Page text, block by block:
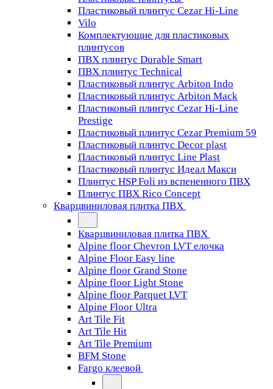
Пластиковый плинтус Cezar Hi-Line
Vilo
Комплектующие для пластиковых
плинтусов
ПВХ плинтус Durable Smart
ПВХ плинтус Technical
Пластиковый плинтус Arbiton Indo
Пластиковый плинтус Arbiton Mack
Пластиковый плинтус Cezar Hi-Line
Prestige
Пластиковый плинтус Cezar Premium 59
Пластиковый плинтус Decor plast
Пластиковый плинтус Line Plast
Пластиковый плинтус Идеал Макси
Плинтус HSP Foli из вспененного ПВХ
Плинтус ПВХ Rico Concept
Кварцвиниловая плитка ПВХ
Кварцвиниловая плитка ПВХ
Alpine floor Chevron LVT елочка
Alpine Floor Easy line
Alpine floor Grand Stone
Alpine floor Light Stone
Alpine floor Parquet LVT
Alpine Floor Ultra
Art Tile Fit
Art Tile Hit
Art Tile Premium
BFM Stone
Fargo клеевой